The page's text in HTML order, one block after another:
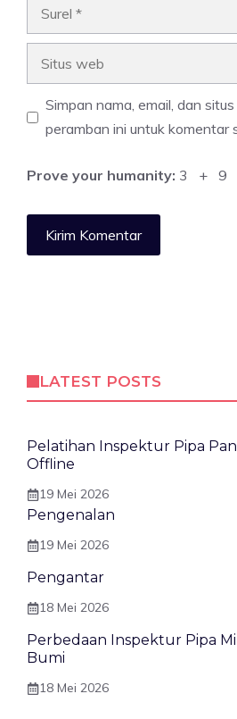
Simpan nama, email, dan
peramban ini untuk komentar
Prove your humanity: 3 + 9
LATEST POSTS
Pelatihan Inspektur Pipa
Offline
19 Mei 2026
Pengenalan
19 Mei 2026
Pengantar
18 Mei 2026
Perbedaan Inspektur Pipa
Bumi
18 Mei 2026